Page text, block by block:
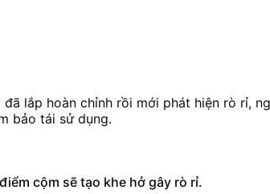
lắp hoàn chỉnh rồi mới phát hiện rò rỉ,
bảo tái sử dụng.
cộm sẽ tạo khe hở gây rò rỉ.